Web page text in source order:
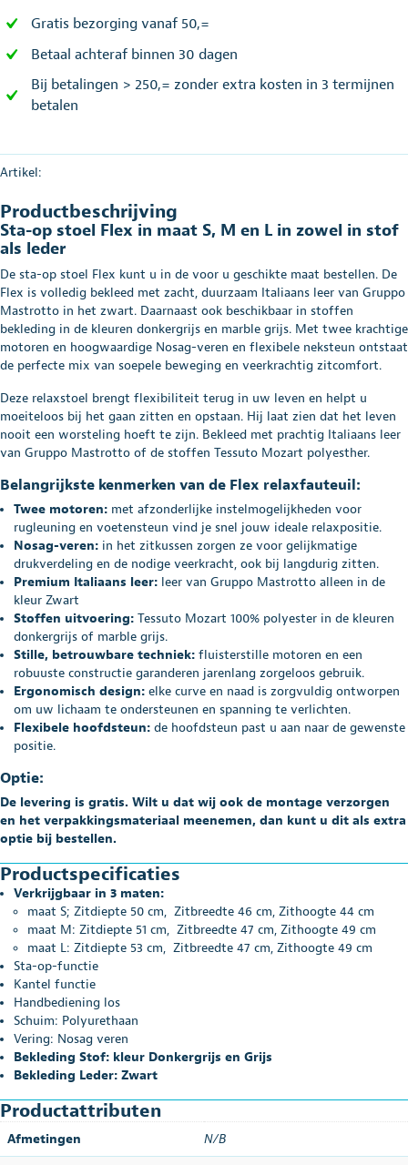
Gratis bezorging vanaf 50,=
Betaal achteraf binnen 30 dagen
Bij betalingen > 250,= zonder extra kosten in 3 termijnen
betalen
Artikel:
Productbeschrijving
Sta-op stoel Flex in maat S, M en L in zowel in stof
als leder
De sta-op stoel Flex kunt u in de voor u geschikte maat bestellen. De
Flex is volledig bekleed met zacht, duurzaam Italiaans leer van Gruppo
Mastrotto in het zwart. Daarnaast ook beschikbaar in stoffen
bekleding in de kleuren donkergrijs en marble grijs. Met twee krachtige
motoren en hoogwaardige Nosag-veren en flexibele neksteun ontstaat
de perfecte mix van soepele beweging en veerkrachtig zitcomfort.
Deze relaxstoel brengt flexibiliteit terug in uw leven en helpt u
moeiteloos bij het gaan zitten en opstaan. Hij laat zien dat het leven
nooit een worsteling hoeft te zijn. Bekleed met prachtig Italiaans leer
van Gruppo Mastrotto of de stoffen Tessuto Mozart polyesther.
Belangrijkste kenmerken van de Flex relaxfauteuil:
Twee motoren: met afzonderlijke instelmogelijkheden voor
rugleuning en voetensteun vind je snel jouw ideale relaxpositie.
Nosag-veren: in het zitkussen zorgen ze voor gelijkmatige
drukverdeling en de nodige veerkracht, ook bij langdurig zitten.
Premium Italiaans leer: leer van Gruppo Mastrotto alleen in de
kleur Zwart
Stoffen uitvoering: Tessuto Mozart 100% polyester in de kleuren
donkergrijs of marble grijs.
Stille, betrouwbare techniek: fluisterstille motoren en een
robuuste constructie garanderen jarenlang zorgeloos gebruik.
Ergonomisch design: elke curve en naad is zorgvuldig ontworpen
om uw lichaam te ondersteunen en spanning te verlichten.
Flexibele hoofdsteun: de hoofdsteun past u aan naar de gewenste
positie.
Optie:
De levering is gratis. Wilt u dat wij ook de montage verzorgen
en het verpakkingsmateriaal meenemen, dan kunt u dit als extra
optie bij bestellen.
Productspecificaties
Verkrijgbaar in 3 maten:
maat S; Zitdiepte 50 cm, Zitbreedte 46 cm, Zithoogte 44 cm
maat M: Zitdiepte 51 cm, Zitbreedte 47 cm, Zithoogte 49 cm
maat L: Zitdiepte 53 cm, Zitbreedte 47 cm, Zithoogte 49 cm
Sta-op-functie
Kantel functie
Handbediening los
Schuim: Polyurethaan
Vering: Nosag veren
Bekleding Stof: kleur Donkergrijs en Grijs
Bekleding Leder: Zwart
Productattributen
Afmetingen N/B